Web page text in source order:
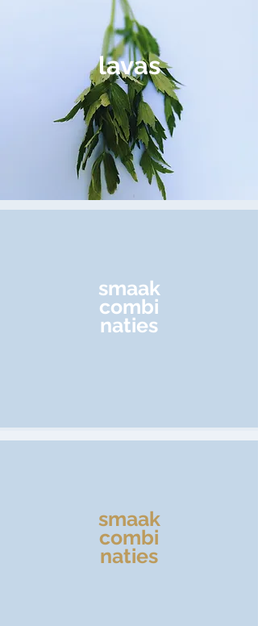
lavas
smaak
combi
naties
smaak
combi
naties